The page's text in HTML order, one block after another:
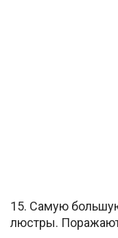
15. Самую
люстры.